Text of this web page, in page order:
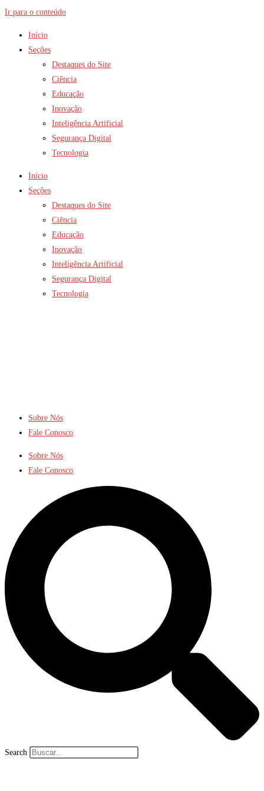
Ir para o conteúdo
Início
Seções
Destaques do Site
Ciência
Educação
Inovação
Inteligência Artificial
Segurança Digital
Tecnologia
Início
Seções
Destaques do Site
Ciência
Educação
Inovação
Inteligência Artificial
Segurança Digital
Tecnologia
Sobre Nós
Fale Conosco
Sobre Nós
Fale Conosco
Search